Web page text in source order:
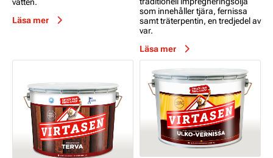
Läsa mer
som innehåller tjära, fernissa
samt träterpentin, en tredjedel av
var.
Läsa mer